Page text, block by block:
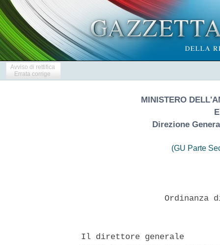
Avviso di rettifica
Errata corrige
MINISTERO
Direzione
(GU Parte
Ordinanza
  Il direttore generale